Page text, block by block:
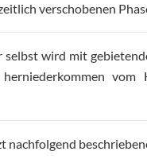
verschobenen
selbst wird mit
herniederkommen
nachfolgend